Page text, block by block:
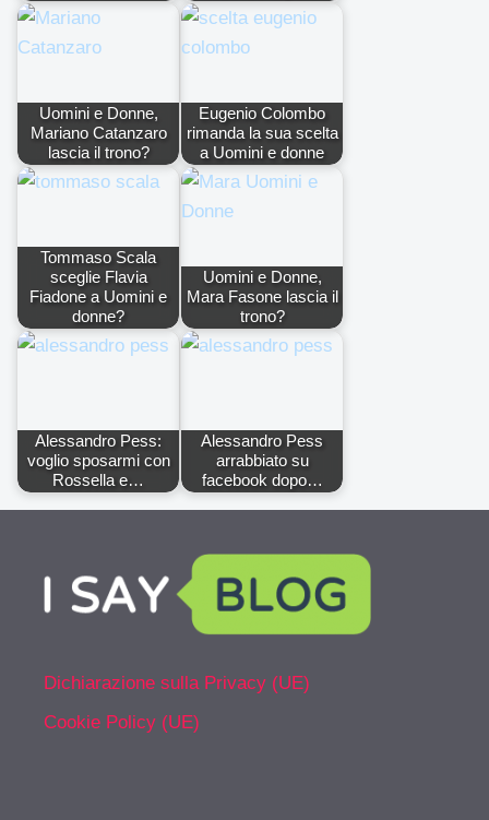
Uomini e Donne,
Mariano Catanzaro
lascia il trono?
Eugenio Colombo
rimanda la sua scelta
a Uomini e donne
Tommaso Scala
sceglie Flavia
Fiadone a Uomini e
donne?
Uomini e Donne,
Mara Fasone lascia il
trono?
Alessandro Pess:
voglio sposarmi con
Rossella e…
Alessandro Pess
arrabbiato su
facebook dopo…
Dichiarazione sulla Privacy (UE)
Cookie Policy (UE)